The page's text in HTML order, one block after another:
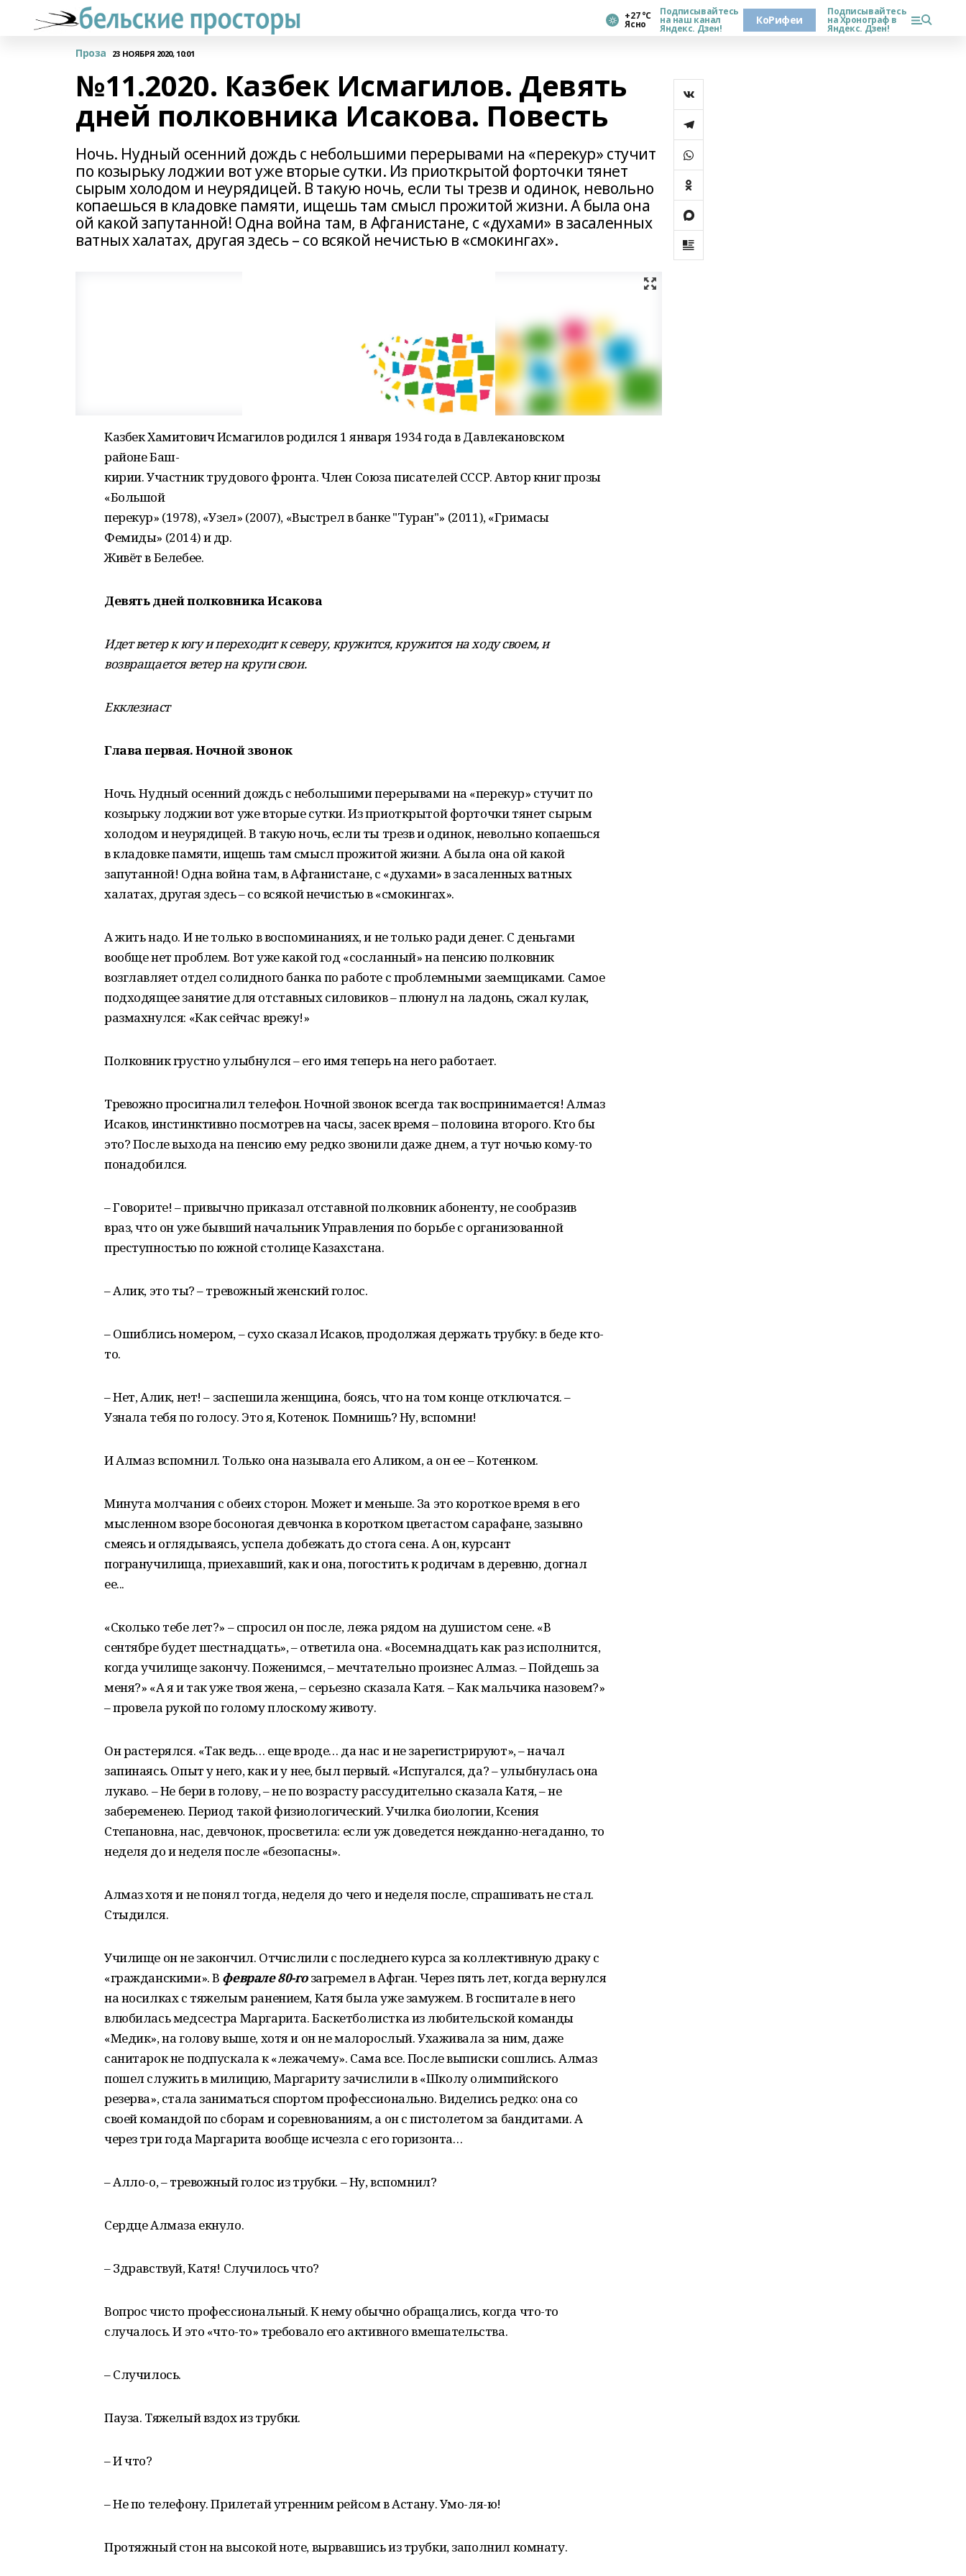
+27 °С
Ясно
Подписывайтесь
на наш канал
Яндекс. Дзен!
КоРифеи
Подписывайтесь
на Хронограф в
Яндекс. Дзен!
Проза 23 НОЯБРЯ 2020, 10:01
№11.2020. Казбек Исмагилов. Девять
дней полковника Исакова. Повесть
Ночь. Нудный осенний дождь с небольшими перерывами на «перекур» стучит
по козырьку лоджии вот уже вторые сутки. Из приоткрытой форточки тянет
сырым холодом и неурядицей. В такую ночь, если ты трезв и одинок, невольно
копаешься в кладовке памяти, ищешь там смысл прожитой жизни. А была она
ой какой запутанной! Одна война там, в Афганистане, с «духами» в засаленных
ватных халатах, другая здесь – со всякой нечистью в «смокингах».
Казбек Хамитович Исмагилов родился 1 января 1934 года в Давлекановском
районе Баш-
кирии. Участник трудового фронта. Член Союза писателей СССР. Автор книг прозы
«Большой
перекур» (1978), «Узел» (2007), «Выстрел в банке "Туран"» (2011), «Гримасы
Фемиды» (2014) и др.
Живёт в Белебее.
Девять дней полковника Исакова
Идет ветер к югу и переходит к северу, кружится, кружится на ходу своем, и
возвращается ветер на круги свои.
Екклезиаст
Глава первая. Ночной звонок
Ночь. Нудный осенний дождь с небольшими перерывами на «перекур» стучит по
козырьку лоджии вот уже вторые сутки. Из приоткрытой форточки тянет сырым
холодом и неурядицей. В такую ночь, если ты трезв и одинок, невольно копаешься
в кладовке памяти, ищешь там смысл прожитой жизни. А была она ой какой
запутанной! Одна война там, в Афганистане, с «духами» в засаленных ватных
халатах, другая здесь – со всякой нечистью в «смокингах».
А жить надо. И не только в воспоминаниях, и не только ради денег. С деньгами
вообще нет проблем. Вот уже какой год «сосланный» на пенсию полковник
возглавляет отдел солидного банка по работе с проблемными заемщиками. Самое
подходящее занятие для отставных силовиков – плюнул на ладонь, сжал кулак,
размахнулся: «Как сейчас врежу!»
Полковник грустно улыбнулся – его имя теперь на него работает.
Тревожно просигналил телефон. Ночной звонок всегда так воспринимается! Алмаз
Исаков, инстинктивно посмотрев на часы, засек время – половина второго. Кто бы
это? После выхода на пенсию ему редко звонили даже днем, а тут ночью кому-то
понадобился.
– Говорите! – привычно приказал отставной полковник абоненту, не сообразив
враз, что он уже бывший начальник Управления по борьбе с организованной
преступностью по южной столице Казахстана.
– Алик, это ты? – тревожный женский голос.
– Ошиблись номером, – сухо сказал Исаков, продолжая держать трубку: в беде кто-
то.
– Нет, Алик, нет! – заспешила женщина, боясь, что на том конце отключатся. –
Узнала тебя по голосу. Это я, Котенок. Помнишь? Ну, вспомни!
И Алмаз вспомнил. Только она называла его Аликом, а он ее – Котенком.
Минута молчания с обеих сторон. Может и меньше. За это короткое время в его
мысленном взоре босоногая девчонка в коротком цветастом сарафане, зазывно
смеясь и оглядываясь, успела добежать до стога сена. А он, курсант
погранучилища, приехавший, как и она, погостить к родичам в деревню, догнал
ее...
«Сколько тебе лет?» – спросил он после, лежа рядом на душистом сене. «В
сентябре будет шестнадцать», – ответила она. «Восемнадцать как раз исполнится,
когда училище закончу. Поженимся, – мечтательно произнес Алмаз. – Пойдешь за
меня?» «А я и так уже твоя жена, – серьезно сказала Катя. – Как мальчика назовем?»
– провела рукой по голому плоскому животу.
Он растерялся. «Так ведь… еще вроде… да нас и не зарегистрируют», – начал
запинаясь. Опыт у него, как и у нее, был первый. «Испугался, да? – улыбнулась она
лукаво. – Не бери в голову, – не по возрасту рассудительно сказала Катя, – не
забеременею. Период такой физиологический. Училка биологии, Ксения
Степановна, нас, девчонок, просветила: если уж доведется нежданно-негаданно, то
неделя до и неделя после «безопасны».
Алмаз хотя и не понял тогда, неделя до чего и неделя после, спрашивать не стал.
Стыдился.
Училище он не закончил. Отчислили с последнего курса за коллективную драку с
«гражданскими». В феврале 80-гозагремел в Афган. Через пять лет, когда вернулся
на носилках с тяжелым ранением, Катя была уже замужем. В госпитале в него
влюбилась медсестра Маргарита. Баскетболистка из любительской команды
«Медик», на голову выше, хотя и он не малорослый. Ухаживала за ним, даже
санитарок не подпускала к «лежачему». Сама все. После выписки сошлись. Алмаз
пошел служить в милицию, Маргариту зачислили в «Школу олимпийского
резерва», стала заниматься спортом профессионально. Виделись редко: она со
своей командой по сборам и соревнованиям, а он с пистолетом за бандитами. А
через три года Маргарита вообще исчезла с его горизонта…
– Алло-о, – тревожный голос из трубки. – Ну, вспомнил?
Сердце Алмаза екнуло.
– Здравствуй, Катя! Случилось что?
Вопрос чисто профессиональный. К нему обычно обращались, когда что-то
случалось. И это «что-то» требовало его активного вмешательства.
– Случилось.
Пауза. Тяжелый вздох из трубки.
– И что?
– Не по телефону. Прилетай утренним рейсом в Астану. Умо-ля-ю!
Протяжный стон на высокой ноте, вырвавшись из трубки, заполнил комнату.